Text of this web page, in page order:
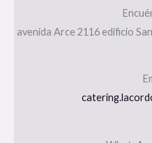
avenida Arce 2116 edificio